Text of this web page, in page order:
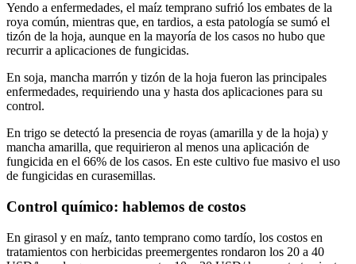
Yendo a enfermedades, el maíz temprano sufrió los embates de la
roya común, mientras que, en tardios, a esta patología se sumó el
tizón de la hoja, aunque en la mayoría de los casos no hubo que
recurrir a aplicaciones de fungicidas.
En soja, mancha marrón y tizón de la hoja fueron las principales
enfermedades, requiriendo una y hasta dos aplicaciones para su
control.
En trigo se detectó la presencia de royas (amarilla y de la hoja) y
mancha amarilla, que requirieron al menos una aplicación de
fungicida en el 66% de los casos. En este cultivo fue masivo el uso
de fungicidas en curasemillas.
Control químico: hablemos de costos
En girasol y en maíz, tanto temprano como tardío, los costos en
tratamientos con herbicidas preemergentes rondaron los 20 a 40